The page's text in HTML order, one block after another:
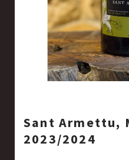
Sant Armettu,
2023/2024